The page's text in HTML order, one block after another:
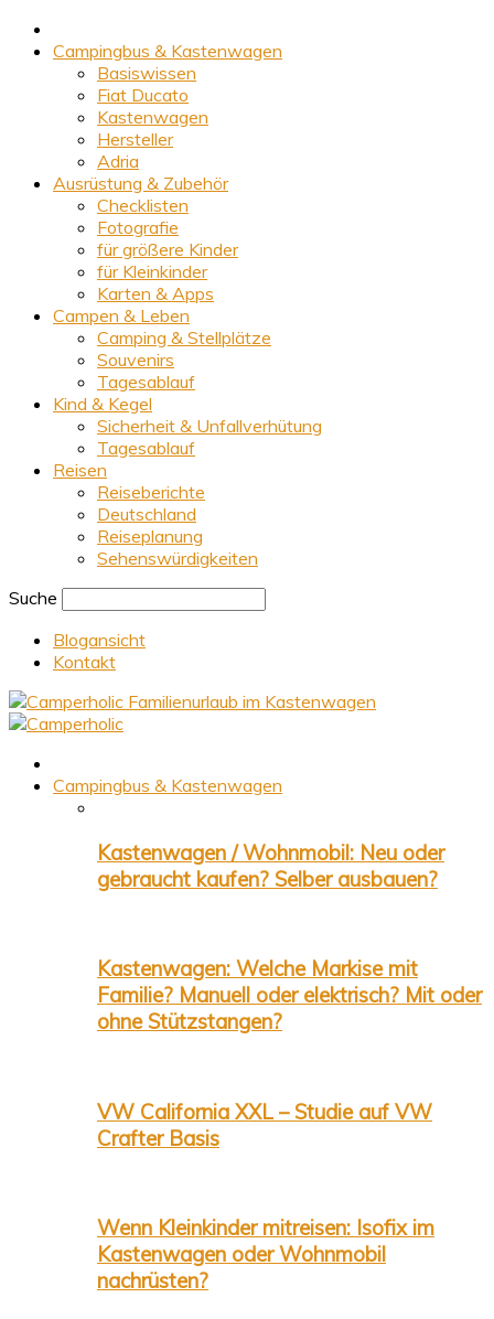
Campingbus & Kastenwagen
Basiswissen
Fiat Ducato
Kastenwagen
Hersteller
Adria
Ausrüstung & Zubehör
Checklisten
Fotografie
für größere Kinder
für Kleinkinder
Karten & Apps
Campen & Leben
Camping & Stellplätze
Souvenirs
Tagesablauf
Kind & Kegel
Sicherheit & Unfallverhütung
Tagesablauf
Reisen
Reiseberichte
Deutschland
Reiseplanung
Sehenswürdigkeiten
Suche
Blogansicht
Kontakt
Familienurlaub im Kastenwagen
Campingbus & Kastenwagen
Kastenwagen / Wohnmobil: Neu oder
gebraucht kaufen? Selber ausbauen?
Kastenwagen: Welche Markise mit
Familie? Manuell oder elektrisch? Mit oder
ohne Stützstangen?
VW California XXL – Studie auf VW
Crafter Basis
Wenn Kleinkinder mitreisen: Isofix im
Kastenwagen oder Wohnmobil
nachrüsten?